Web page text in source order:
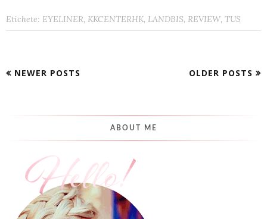
Etichete: EYELINER, KKCENTERHK, LANDBIS, REVIEW, TUS
NEWER POSTS OLDER POSTS
ABOUT ME